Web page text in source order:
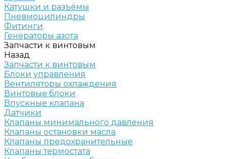
Катушки и разъёмы
Пневмоцилиндры
Фитинги
Генераторы азота
Запчасти к винтовым
Назад
Запчасти к винтовым
Блоки управления
Вентиляторы охлаждения
Винтовые блоки
Впускные клапана
Датчики
Клапаны минимального давления
Клапаны остановки масла
Клапаны предохранительные
Клапаны термостата